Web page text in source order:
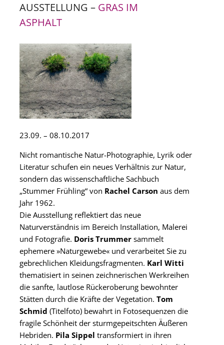
AUSSTELLUNG – GRAS IM
ASPHALT
23.09. – 08.10.2017
Nicht romantische Natur-Photographie, Lyrik oder
Literatur schufen ein neues Verhältnis zur Natur,
sondern das wissenschaftliche Sachbuch
„Stummer Frühling“ von Rachel Carson aus dem
Jahr 1962.
Die Ausstellung reflektiert das neue
Naturverständnis im Bereich Installation, Malerei
und Fotografie. Doris Trummer sammelt
ephemere »Naturgewebe« und verarbeitet Sie zu
gebrechlichen Kleidungsfragmenten. Karl Witti
thematisiert in seinen zeichnerischen Werkreihen
die sanfte, lautlose Rückeroberung bewohnter
Stätten durch die Kräfte der Vegetation.Tom
Schmid (Titelfoto) bewahrt in Fotosequenzen die
fragile Schönheit der sturmgepeitschten Äußeren
Hebriden. Pila Sippel transformiert in ihren